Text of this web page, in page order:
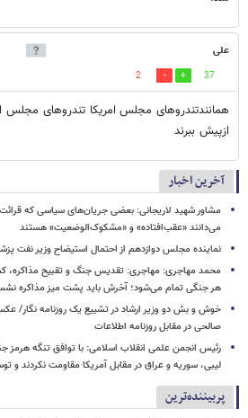
علی
37
2
همانندتندروهای مجلس امریکا تندروهای مجلس
ازپیش ببرند
آخرین اخبار
مشاور شهید لاریجانی: بعضی جریان‌های سیاسی که
می‌دانند «عقب‌افتاده» و «مشکوک‌الوضعیت» هستند
نماینده مجلس دوازدهم از احتمال استیضاح وزیر نفت
محمد مهاجری: مهاجری: تقدیس جنگ و تقبیح مذاکره،
هر جنگی تمام می‌شود؛ آخرش باید پشت میز مذاکره
خوش و بش دو وزیر ارشاد در تشییع یک روزنامه نگار/
صالحی در مقابل روزنامه اطلاعات
رئیس انجمن علمی انقلاب اسلامی: با توافق تنگه هرمز
لیبی، سوریه و عراق در مقابل آمریکا مقاومت نکردند و
پربیننده‌ترین